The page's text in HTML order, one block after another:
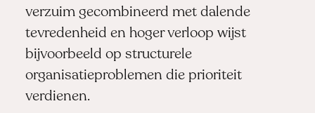
verzuim gecombineerd met dalende
tevredenheid en hoger verloop wijst
bijvoorbeeld op structurele
organisatieproblemen die prioriteit
verdienen.